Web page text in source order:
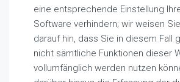
eine entsprechende Einstellung
Software verhindern; wir weisen
darauf hin, dass Sie in diesem Fall
nicht sämtliche Funktionen dieser
vollumfänglich werden nutzen